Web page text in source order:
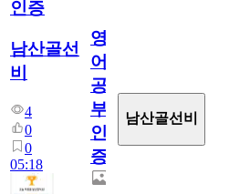
인증
남산골선
비
4
0
0
05:18
영
어
공
부
인
증
남산골선비